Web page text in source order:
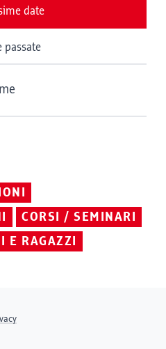
date
passate
CORSI / SEMINARI
E RAGAZZI